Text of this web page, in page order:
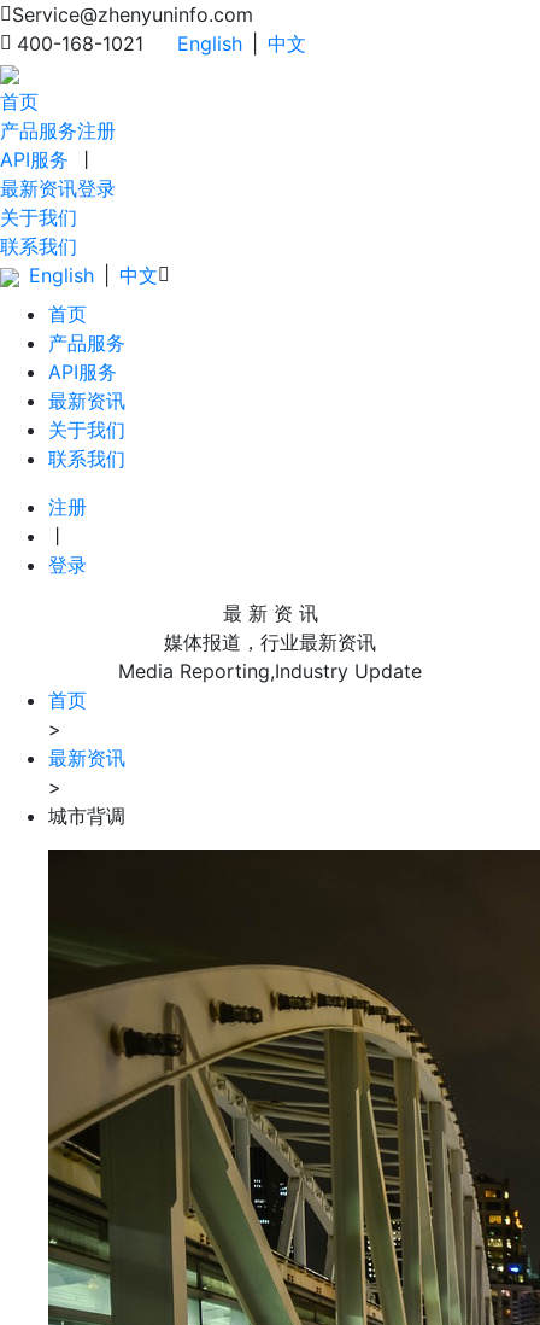
Service@zhenyuninfo.com
400-168-1021
English 中文
首页
产品服务
API服务
最新资讯
关于我们
联系我们
注册
登录
English
中文
首页
产品服务
API服务
最新资讯
关于我们
联系我们
注册
登录
最 新 资 讯
媒体报道，行业最新资讯
Media Reporting,Industry Update
首页
>
最新资讯
>
城市背调